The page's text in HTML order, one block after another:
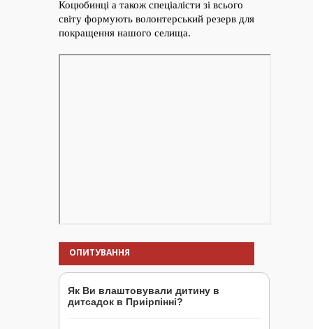
ОПИТУВАННЯ
Як Ви влаштовували дитину в
дитсадок в Приірпінні?